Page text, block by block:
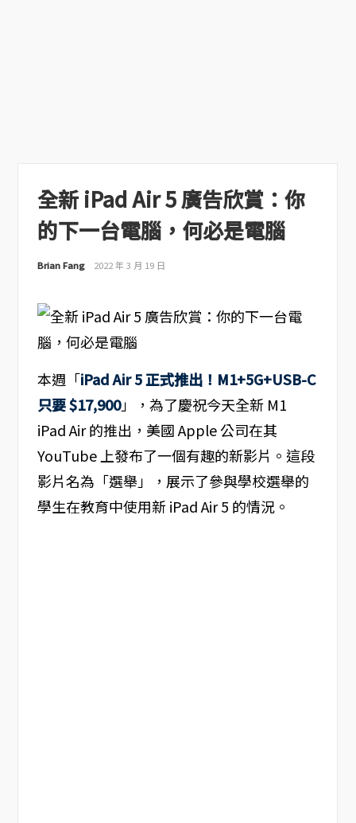
全新 iPad Air 5 廣告欣賞：你
的下一台電腦，何必是電腦
Brian Fang 2022 年 3 月 19 日
本週「iPad Air 5 正式推出！M1+5G+USB-C
只要 $17,900」，為了慶祝今天全新 M1
iPad Air 的推出，美國 Apple 公司在其
YouTube 上發布了一個有趣的新影片。這段
影片名為「選舉」，展示了參與學校選舉的
學生在教育中使用新 iPad Air 5 的情況。